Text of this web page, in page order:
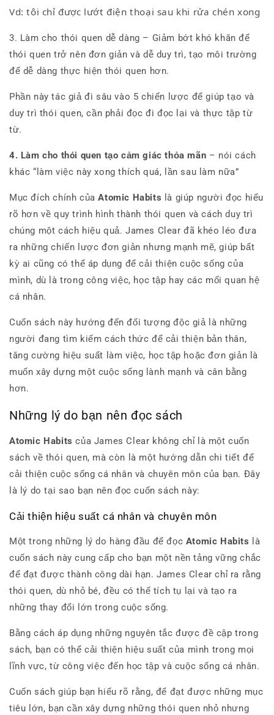
Vd: tôi chỉ được lướt điện thoại sau khi rửa chén xong
3. Làm cho thói quen dễ dàng – Giảm bớt khó khăn để
thói quen trở nên đơn giản và dễ duy trì, tạo môi trường
để dễ dàng thực hiện thói quen hơn.
Phần này tác giả đi sâu vào 5 chiến lược để giúp tạo và
duy trì thói quen, cần phải đọc đi đọc lại và thực tập từ
từ.
4. Làm cho thói quen tạo cảm giác thỏa mãn – nói cách
khác “làm việc này xong thích quá, lần sau làm nữa”
Mục đích chính của Atomic Habits là giúp người đọc hiểu
rõ hơn về quy trình hình thành thói quen và cách duy trì
chúng một cách hiệu quả. James Clear đã khéo léo đưa
ra những chiến lược đơn giản nhưng mạnh mẽ, giúp bất
kỳ ai cũng có thể áp dụng để cải thiện cuộc sống của
mình, dù là trong công việc, học tập hay các mối quan hệ
cá nhân.
Cuốn sách này hướng đến đối tượng độc giả là những
người đang tìm kiếm cách thức để cải thiện bản thân,
tăng cường hiệu suất làm việc, học tập hoặc đơn giản là
muốn xây dựng một cuộc sống lành mạnh và cân bằng
hơn.
Những lý do bạn nên đọc sách
Atomic Habits của James Clear không chỉ là một cuốn
sách về thói quen, mà còn là một hướng dẫn chi tiết để
cải thiện cuộc sống cá nhân và chuyên môn của bạn. Đây
là lý do tại sao bạn nên đọc cuốn sách này:
Cải thiện hiệu suất cá nhân và chuyên môn
Một trong những lý do hàng đầu để đọc Atomic Habits
là
cuốn sách này cung cấp cho bạn một nền tảng vững chắc
để đạt được thành công dài hạn. James Clear chỉ ra rằng
thói quen, dù nhỏ bé, đều có thể tích tụ lại và tạo ra
những thay đổi lớn trong cuộc sống.
Bằng cách áp dụng những nguyên tắc được đề cập trong
sách, bạn có thể cải thiện hiệu suất của mình trong mọi
lĩnh vực, từ công việc đến học tập và cuộc sống cá nhân.
Cuốn sách giúp bạn hiểu rõ rằng, để đạt được những mục
tiêu lớn, bạn cần xây dựng những thói quen nhỏ nhưng